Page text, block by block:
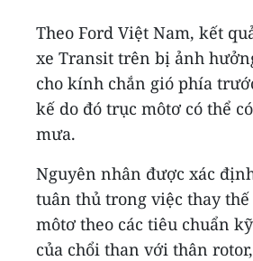
Theo Ford Việt Nam, kết
xe Transit trên bị ảnh
cho kính chắn gió phía
kế do đó trục môtơ có thể
mưa.
Nguyên nhân được xác
tuân thủ trong việc thay
môtơ theo các tiêu chuẩn
của chổi than với thân